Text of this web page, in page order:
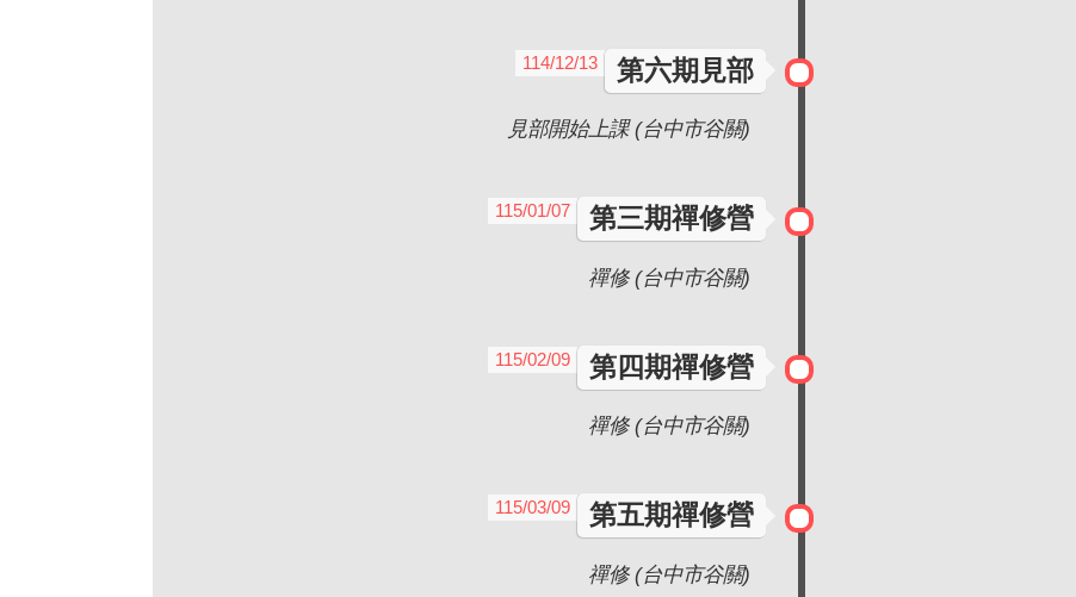
第六期見部
114/12/13
見部開始上課 (台中市谷關)
第三期禪修營
115/01/07
禪修 (台中市谷關)
第四期禪修營
115/02/09
禪修 (台中市谷關)
第五期禪修營
115/03/09
禪修 (台中市谷關)